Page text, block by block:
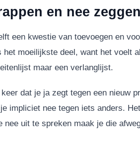
en nee zeggen
een kwestie van toevoegen en
moeilijkste deel, want het voelt
maar een verlanglijst.
dat je ja zegt tegen een nieuw
impliciet nee tegen iets anders.
nee uit te spreken maak je die